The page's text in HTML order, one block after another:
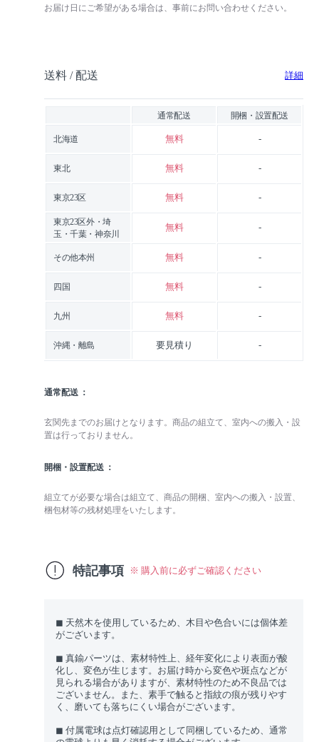
お届け日にご希望がある場合は、事前にお問い合わせください。
送料 / 配送 詳細
通常配送 開梱・設置配送
北海道 無料 -
東北 無料 -
東京23区 無料 -
東京23区外・埼
玉・千葉・神奈川
無料 -
その他本州 無料 -
四国 無料 -
九州 無料 -
沖縄・離島 要見積り -
通常配送
玄関先までのお届けとなります。商品の組立て、室内への搬入・設
置は行っておりません。
開梱・設置配送
組立てが必要な場合は組立て、商品の開梱、室内への搬入・設置、
梱包材等の残材処理をいたします。
特記事項 ※ 購入前に必ずご確認ください
◼︎ 天然木を使用しているため、木目や色合いには個体差
がございます。
◼︎ 真鍮パーツは、素材特性上、経年変化により表面が酸
化し、変色が生じます。お届け時から変色や斑点などが
見られる場合がありますが、素材特性のため不良品では
ございません。また、素手で触ると指紋の痕が残りやす
く、磨いても落ちにくい場合がございます。
◼︎ 付属電球は点灯確認用として同梱しているため、通常